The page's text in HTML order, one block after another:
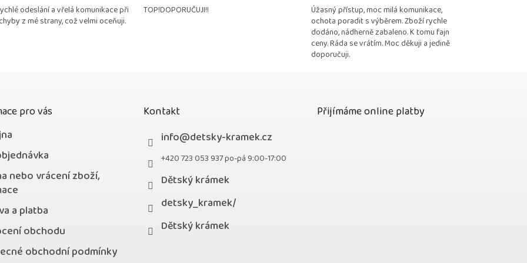
4,9
z
odeslání a vřelá komunikace při
z mé strany, což velmi oceňuji.
TOP!DOPORUČUJI!!
Úžasný přístup, moc milá komunikace,
ochota poradit s výběrem. Zboží rychle
dodáno, nádherně zabaleno. K tomu fajn
ceny. Ráda se vrátím. Moc děkuji a jedině
doporučuji.
pro vás
nebo vrácení zboží,
a platba
obchodu
obchodní podmínky
Kontakt
info@detsky-kramek.cz
+420 723 053 937 po-pá 9:00-17:00
Dětský krámek
detsky_kramek/
Dětský krámek
Přijímáme online platby